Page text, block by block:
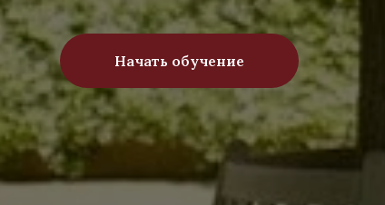
Начать обучение